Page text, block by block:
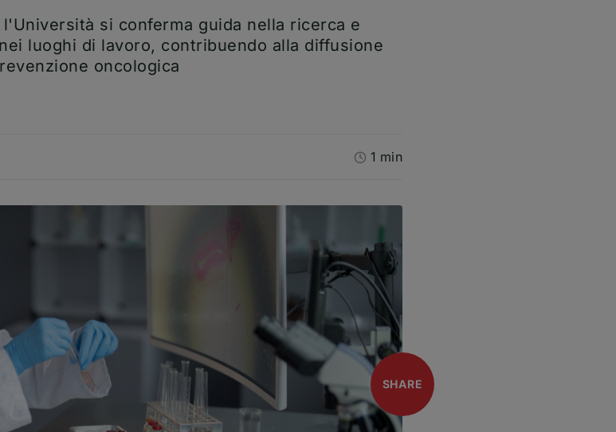
si conferma guida nella ricerca e
luoghi di lavoro, contribuendo alla diffusione
oncologica
1 min
open
SHARE